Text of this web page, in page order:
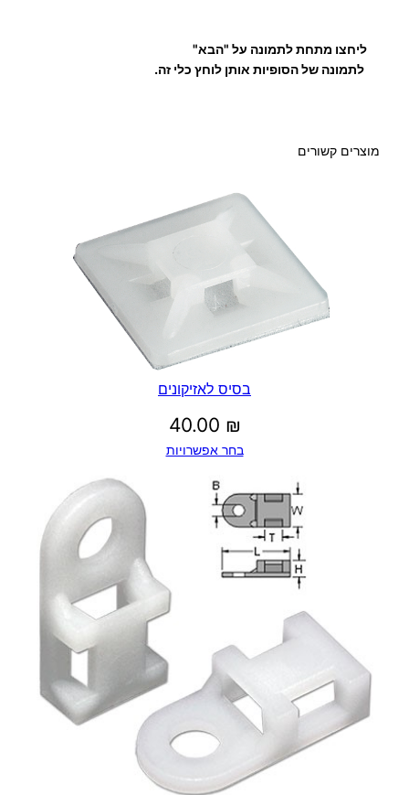
ליחצו מתחת לתמונה על "הבא"
לתמונה של הסופיות אותן לוחץ כלי זה.
מוצרים קשורים
בסיס לאזיקונים
40.00 ₪
בחר אפשרויות